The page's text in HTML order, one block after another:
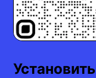
Установить